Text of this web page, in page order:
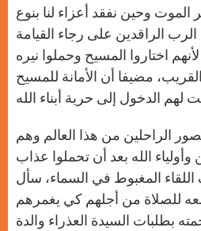
وحين نفقد أعزاء لنا بنوع
الراقدين على رجاء القيامة
اختاروا المسيح وحملوا نيره
مضيفا أن الأمانة للمسيح
الراحلين من هذا العالم وهم
الله بعد أن تحملوا عذاب
اللقاء المغبوط في السماء، سأل
للصلاة من أجلهم كي يغمرهم
بطلبات السيدة العذراء والدة